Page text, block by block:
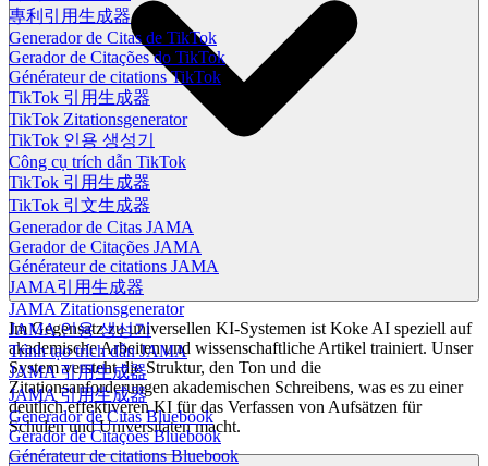
專利引用生成器
Generador de Citas de TikTok
Gerador de Citações do TikTok
Générateur de citations TikTok
TikTok 引用生成器
TikTok Zitationsgenerator
TikTok 인용 생성기
Công cụ trích dẫn TikTok
TikTok 引用生成器
TikTok 引文生成器
Generador de Citas JAMA
Gerador de Citações JAMA
Générateur de citations JAMA
JAMA引用生成器
JAMA Zitationsgenerator
JAMA 인용 생성기
Trình tạo trích dẫn JAMA
JAMA 引用生成器
JAMA 引用生成器
Generador de Citas Bluebook
Gerador de Citações Bluebook
Générateur de citations Bluebook
Im Gegensatz zu universellen KI-Systemen ist Koke AI speziell auf
akademische Arbeiten und wissenschaftliche Artikel trainiert. Unser
System versteht die Struktur, den Ton und die
Zitationsanforderungen akademischen Schreibens, was es zu einer
deutlich effektiveren KI für das Verfassen von Aufsätzen für
Schulen und Universitäten macht.